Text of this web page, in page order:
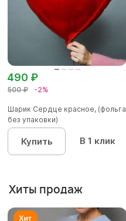
500 ₽ -2%
490 ₽
Шарик Сердце красное, (фольга
без упаковки)
Купить В 1 клик
Хиты продаж